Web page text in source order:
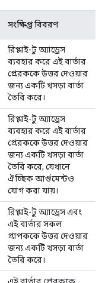
সংক্ষিপ্ত বিবরণ
রিপ্লাই-টু অ্যাড্রেস
ব্যবহার করে এই বার্তার
প্রেরককে উত্তর দেওয়ার
জন্য একটি খসড়া বার্তা
তৈরি করে।
রিপ্লাই-টু অ্যাড্রেস
ব্যবহার করে এই বার্তার
প্রেরককে উত্তর দেওয়ার
জন্য একটি খসড়া বার্তা
তৈরি করে, যেখানে
ঐচ্ছিক আর্গুমেন্টও
যোগ করা যায়।
রিপ্লাই-টু অ্যাড্রেস এবং
এই বার্তার সকল
প্রাপককে উত্তর দেওয়ার
জন্য একটি খসড়া বার্তা
তৈরি করে।